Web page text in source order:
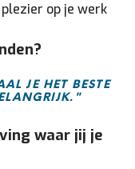
op je werk
JE HET BESTE
waar jij je